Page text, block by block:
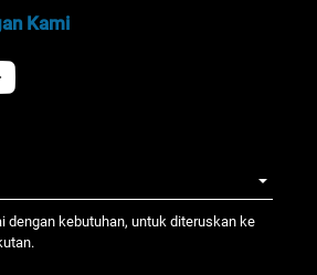
dari kami!
Kami
dengan kebutuhan, untuk diteruskan ke